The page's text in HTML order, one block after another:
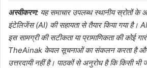
अस्वीकरण: यह समाचार उपलब्ध स्थानीय स्रोतों के
इंटेलिजेंस (AI) की सहायता से तैयार किया गया है।
इस सामग्री की सटीकता या प्रामाणिकता की कोई
TheAinak केवल सूचनाओं का संकलन करता है और
उत्तरदायी नहीं है। पाठकों से अनुरोध है कि किसी भी